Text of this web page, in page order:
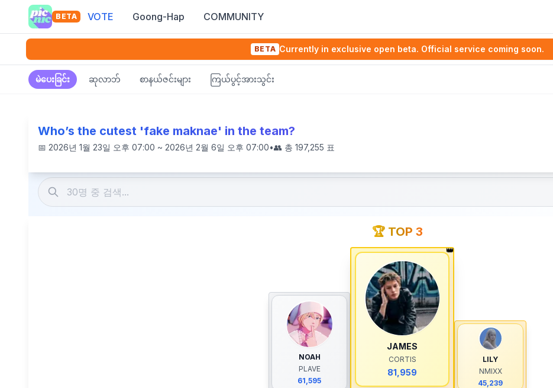
BETA VOTE Goong-Hap COMMUNITY
BETA Currently in exclusive open beta. Official service coming soon.
မဲပေးခြင်း ဆုလာဘ် စာနယ်ဇင်းများ ကြယ်ပွင့်အားသွင်း
Who’s the cutest 'fake maknae' in the team?
📅 2026년 1월 23일 오후 07:00 ~ 2026년 2월 6일 오후 07:00•👥 총 197,255 표
🏆 TOP 3
NOAH
PLAVE
61,595
👑
JAMES
CORTIS
81,959
LILY
NMIXX
45,239